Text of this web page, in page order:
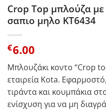
Crop Top μπλούζα
σαπιο μηλο KT6434
€6.00
Μπλουζάκι κοντο “Crop
εταιρεία Kota.
τιράντα και κουμπάκια
ενίσχυση για να μη